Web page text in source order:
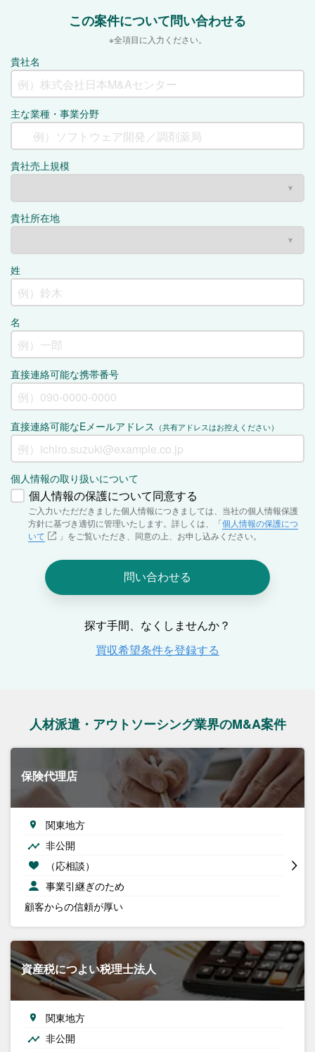
人材派遣・アウトソーシング業界のM&A案件
保険代理店
関東地方
非公開
（応相談）
事業引継ぎのため
顧客からの信頼が厚い
資産税につよい税理士法人
関東地方
非公開